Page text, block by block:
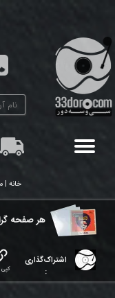
تغییر گذر واژه
سفارشات
خانه
هر ​صفحه
اشتراک‌گذاری
:
کپی